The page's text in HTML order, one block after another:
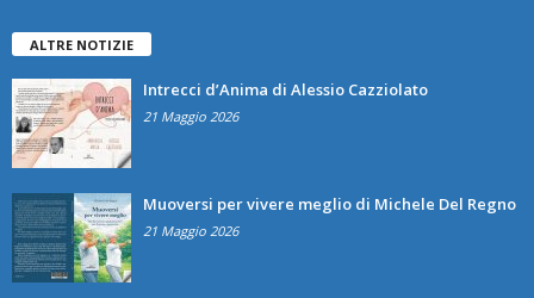
ALTRE NOTIZIE
Intrecci d’Anima di Alessio Cazziolato
21 Maggio 2026
Muoversi per vivere meglio di Michele Del Regno
21 Maggio 2026